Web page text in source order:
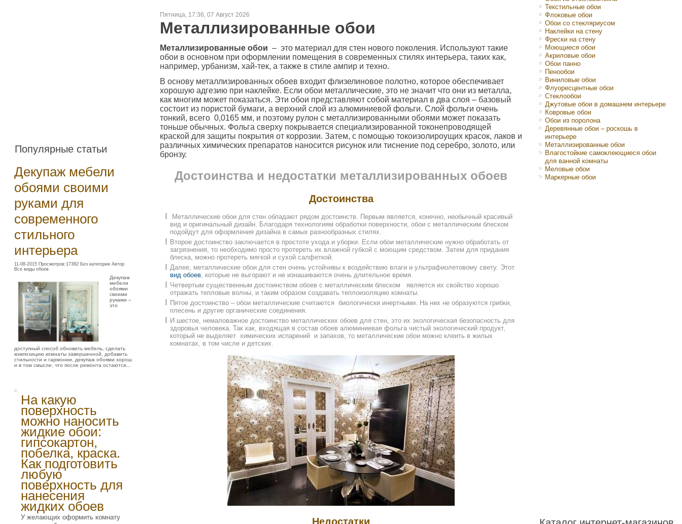
Популярные статьи
Декупаж мебели
обоями своими
руками для
современного
стильного
интерьера
11-08-2015 Просмотров:17382 Без категории Автор
Все виды обоев
Декупаж
мебели
обоями
своими
руками –
это
доступный способ обновить мебель, сделать
композицию комнаты завершенной, добавить
стильности и гармонии, декупаж обоями хорош
и в том смысле, что после ремонта остаются...
На какую
поверхность
можно наносить
жидкие обои:
гипсокартон,
побелка, краска.
Как подготовить
любую
поверхность для
нанесения
жидких обоев
У желающих оформить комнату
Пятница, 17:36, 07 Август 2026
Металлизированные обои
Металлизированные обои – это материал для стен нового поколения. Используют такие
обои в основном при оформлении помещения в современных стилях интерьера, таких как,
например, урбанизм, хай-тек, а также в стиле ампир и техно.
В основу металлизированных обоев входит флизелиновое полотно, которое обеспечивает
хорошую адгезию при наклейке. Если обои металлические, это не значит что они из металла,
как многим может показаться. Эти обои представляют собой материал в два слоя – базовый
состоит из пористой бумаги, а верхний слой из алюминиевой фольги. Слой фольги очень
тонкий, всего 0,0165 мм, и поэтому рулон с металлизированными обоями может показать
тоньше обычных. Фольга сверху покрывается специализированной токонепроводящей
краской для защиты покрытия от коррозии. Затем, с помощью токоизолироущих красок, лаков и
различных химических препаратов наносится рисунок или тиснение под серебро, золото, или
бронзу.
Достоинства и недостатки металлизированных обоев
Достоинства
Металлические обои для стен обладают рядом достоинств. Первым является, конечно, необычный красивый
вид и оригинальный дизайн. Благодаря технологиям обработки поверхности, обои с металлическим блеском
подойдут для оформления дизайна в самых разнообразных стилях.
Второе достоинство заключается в простоте ухода и уборки. Если обои металлические нужно обработать от
загрязнения, то необходимо просто протереть их влажной губкой с моющим средством. Затем для придания
блеска, можно протереть мягкой и сухой салфеткой.
Далее, металлические обои для стен очень устойчивы к воздействию влаги и ультрафиолетовому свету. Этот
вид обоев, которые не выгорают и не изнашиваются очень длительное время.
Четвертым существенным достоинством обоев с металлическим блеском является их свойство хорошо
отражать тепловые волны, и таким образом создавать теплоизоляцию комнаты.
Пятое достоинство – обои металлические считаются биологически инертными. На них не образуются грибки,
плесень и другие органические соединения.
И шестое, немаловажное достоинство металлических обоев для стен, это их экологическая безопасность для
здоровья человека. Так как, входящая в состав обоев алюминиевая фольга чистый экологический продукт,
который не выделяет химических испарений и запахов, то металлические обои можно клеить в жилых
комнатах, в том числе и детских.
Недостатки
Текстильные обои
Флоковые обои
Обои со стекляриусом
Наклейки на стену
Фрески на стену
Моющиеся обои
Акриловые обои
Обои панно
Пенообои
Виниловые обои
Флуоресцентные обои
Стеклообои
Джутовые обои в домашнем интерьере
Ковровые обои
Обои из поролона
Деревянные обои – роскошь в
интерьере
Металлизированные обои
Влагостойкие самоклеющиеся обои
для ванной комнаты
Меловые обои
Маркерные обои